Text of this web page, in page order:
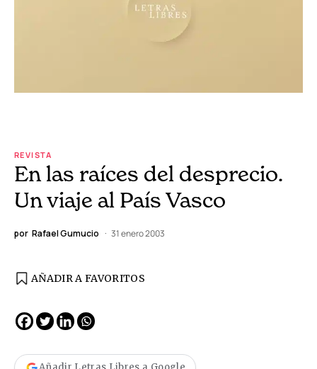
REVISTA
En las raíces del desprecio.
Un viaje al País Vasco
por Rafael Gumucio 31 enero 2003
AÑADIR A FAVORITOS